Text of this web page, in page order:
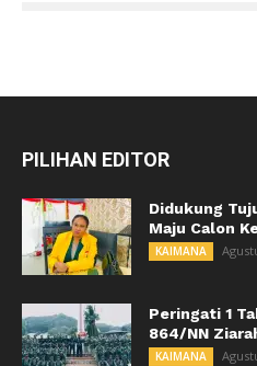
PILIHAN EDITOR
Didukung
Maju Calon
KAIMANA
Peringati 1
864/NN
KAIMANA